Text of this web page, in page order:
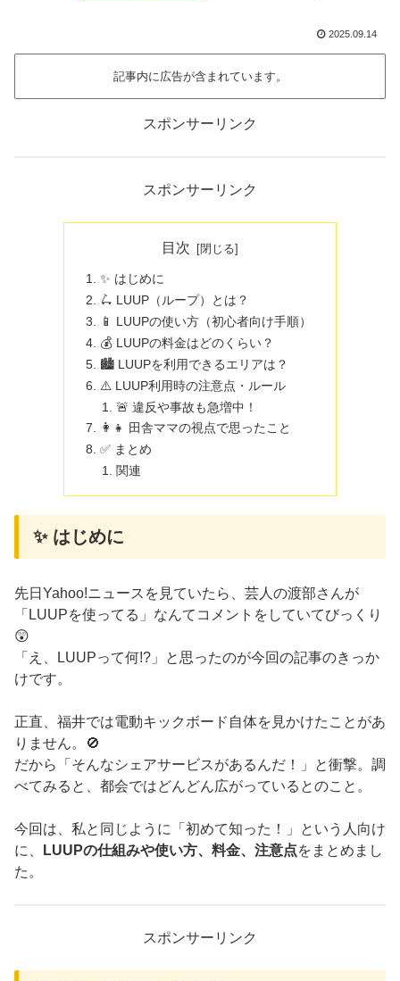
2025.09.14
記事内に広告が含まれています。
スポンサーリンク
スポンサーリンク
目次
✨ はじめに
🛴 LUUP（ループ）とは？
📱 LUUPの使い方（初心者向け手順）
💰 LUUPの料金はどのくらい？
🏙 LUUPを利用できるエリアは？
⚠️ LUUP利用時の注意点・ルール
🚨 違反や事故も急増中！
👩‍👧 田舎ママの視点で思ったこと
✅ まとめ
関連
✨ はじめに
先日Yahoo!ニュースを見ていたら、芸人の渡部さんが
「LUUPを使ってる」なんてコメントをしていてびっくり
😲
「え、LUUPって何!?」と思ったのが今回の記事のきっか
けです。
正直、福井では電動キックボード自体を見かけたことがあ
りません。🚫
だから「そんなシェアサービスがあるんだ！」と衝撃。調
べてみると、都会ではどんどん広がっているとのこと。
今回は、私と同じように「初めて知った！」という人向け
に、
LUUPの仕組みや使い方、料金、注意点をまとめまし
た。
スポンサーリンク